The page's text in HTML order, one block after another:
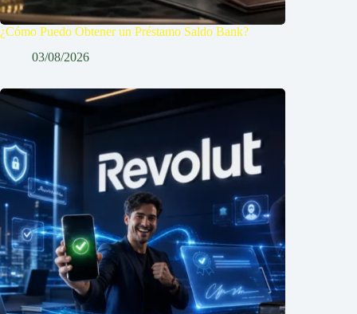
¿Cómo Puedo Obtener un Préstamo Saldo Bank?
03/08/2026